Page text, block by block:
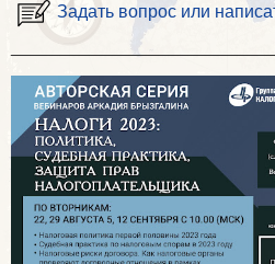
Задать вопрос или